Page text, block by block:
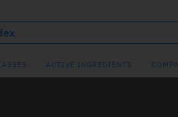
ACTIVE INGREDIENTS